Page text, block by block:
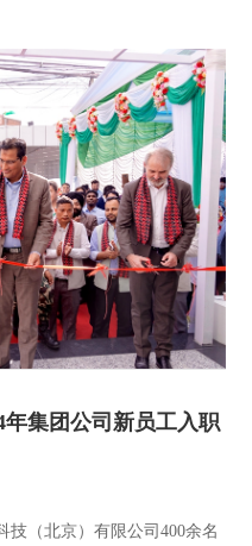
集团公司新员工入职
技（北京）有限公司400余名